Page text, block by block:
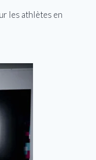
les athlètes en